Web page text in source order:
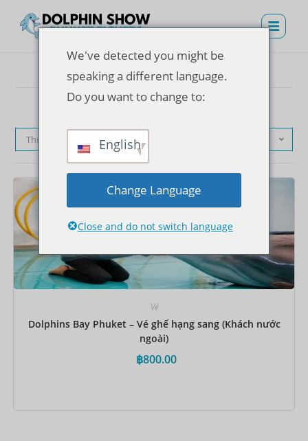
Thứ tự mặc định
Vé
Dolphins Bay Phuket – Vé ghế hạng sang (Khách nước
ngoài)
฿800.00
We've detected you might be
speaking a different language.
Do you want to change to:
English
Change Language
Close and do not switch language